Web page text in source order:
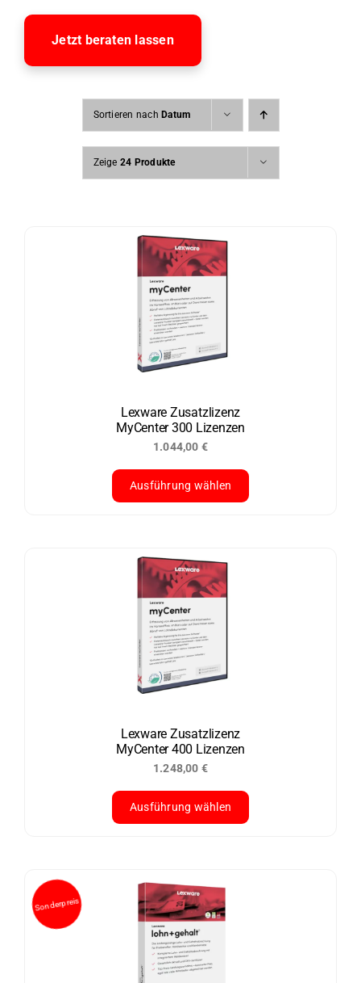
Jetzt beraten lassen
Sortieren nach Datum
Zeige 24 Produkte
Lexware Zusatzlizenz
MyCenter 300 Lizenzen
1.044,00 €
Ausführung wählen
weist
mehrere
Varianten
Optionen
können
der
Produktseite
gewählt
werden
Lexware Zusatzlizenz
MyCenter 400 Lizenzen
1.248,00 €
Ausführung wählen
mehrere
Varianten